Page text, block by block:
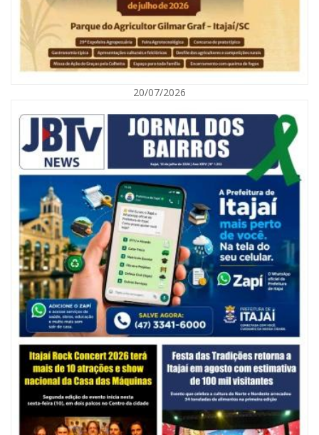
Ação oferece testes rápidos para HIV, sífilis e hepatites nesta quinta (6) e
sexta-feira (7)
GERAL
06/08/2026 | 10:14
Defesa Civil de SC monitora formação de ciclone-bomba no Sul do Brasil;
entenda como o fenômeno se forma e quais os impactos no estado
ITAJAÍ
20/07/2026